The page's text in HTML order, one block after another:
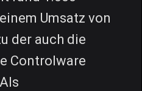
Umsatz von
der auch die
Controlware